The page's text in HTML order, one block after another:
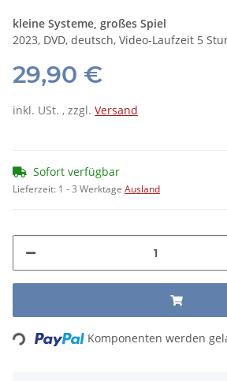
kleine Systeme, großes Spiel
2023, DVD, deutsch, Video-Laufzeit 5
29,90 €
inkl. USt. , zzgl. Versand
Sofort verfügbar
Lieferzeit: 1 - 3 Werktage Ausland
Loading... Komponenten werden